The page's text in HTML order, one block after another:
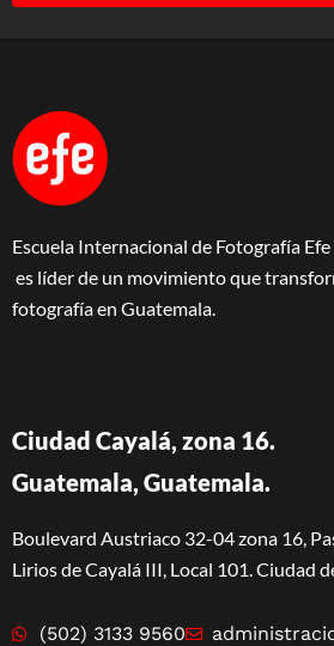
Escuela Internacional de Fotografía
es líder de un movimiento que
fotografía en Guatemala.
Ciudad Cayalá, zona 16.
Guatemala, Guatemala.
Boulevard Austriaco 32-04 zona 16,
Lirios de Cayalá III, Local 101. Ciudad
(502) 3133 9560